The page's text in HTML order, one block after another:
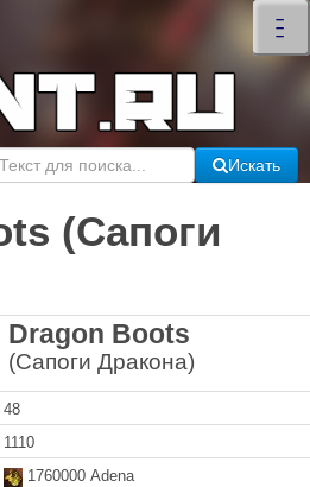
–
–
–
×
Искать
(Сапоги
Dragon Boots
(Сапоги Дракона)
48
1110
1760000 Adena